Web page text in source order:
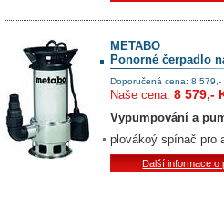
METABO
Ponorné čerpadlo
Doporučená cena: 8 579,-
Naše cena: 8 579,-
Vypumpování a
plovákoý spínač pro
Další informace o